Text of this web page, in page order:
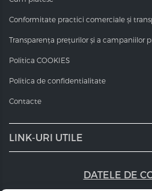
Conformitate practici comerciale și
Transparența prețurilor și a campaniilor
Politica COOKIES
Politica de confidentialitate
Contacte
LINK-URI UTILE
DATELE DE